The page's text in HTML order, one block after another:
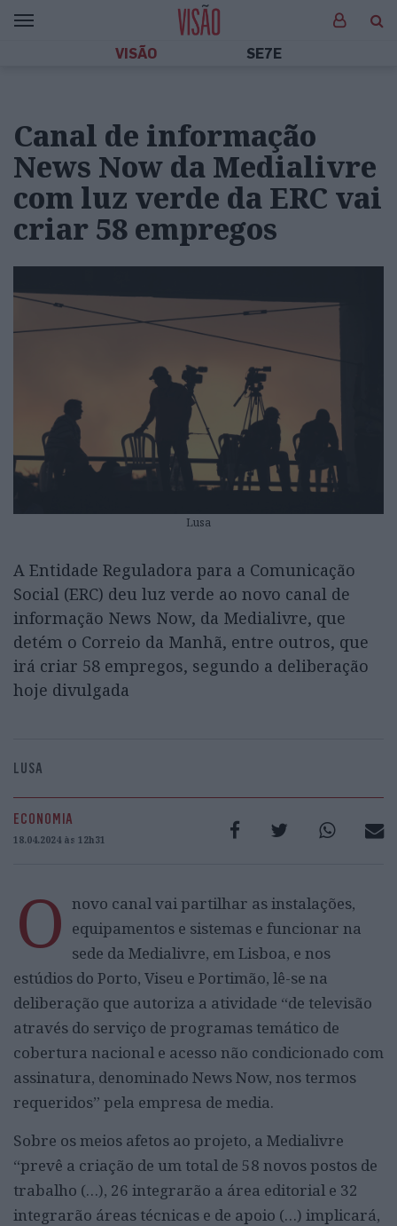
VISÃO SE7E
Canal de informação
News Now da Medialivre
com luz verde da ERC vai
criar 58 empregos
Lusa
A Entidade Reguladora para a Comunicação
Social (ERC) deu luz verde ao novo canal de
informação News Now, da Medialivre, que
detém o Correio da Manhã, entre outros, que
irá criar 58 empregos, segundo a deliberação
hoje divulgada
LUSA
ECONOMIA
18.04.2024 às 12h31
O novo canal vai partilhar as instalações,
equipamentos e sistemas e funcionar na
sede da Medialivre, em Lisboa, e nos
estúdios do Porto, Viseu e Portimão, lê-se na
deliberação que autoriza a atividade “de televisão
através do serviço de programas temático de
cobertura nacional e acesso não condicionado com
assinatura, denominado News Now, nos termos
requeridos” pela empresa de media.
Sobre os meios afetos ao projeto, a Medialivre
“prevê a criação de um total de 58 novos postos de
trabalho (…), 26 integrarão a área editorial e 32
integrarão áreas técnicas e de apoio (…) implicará,